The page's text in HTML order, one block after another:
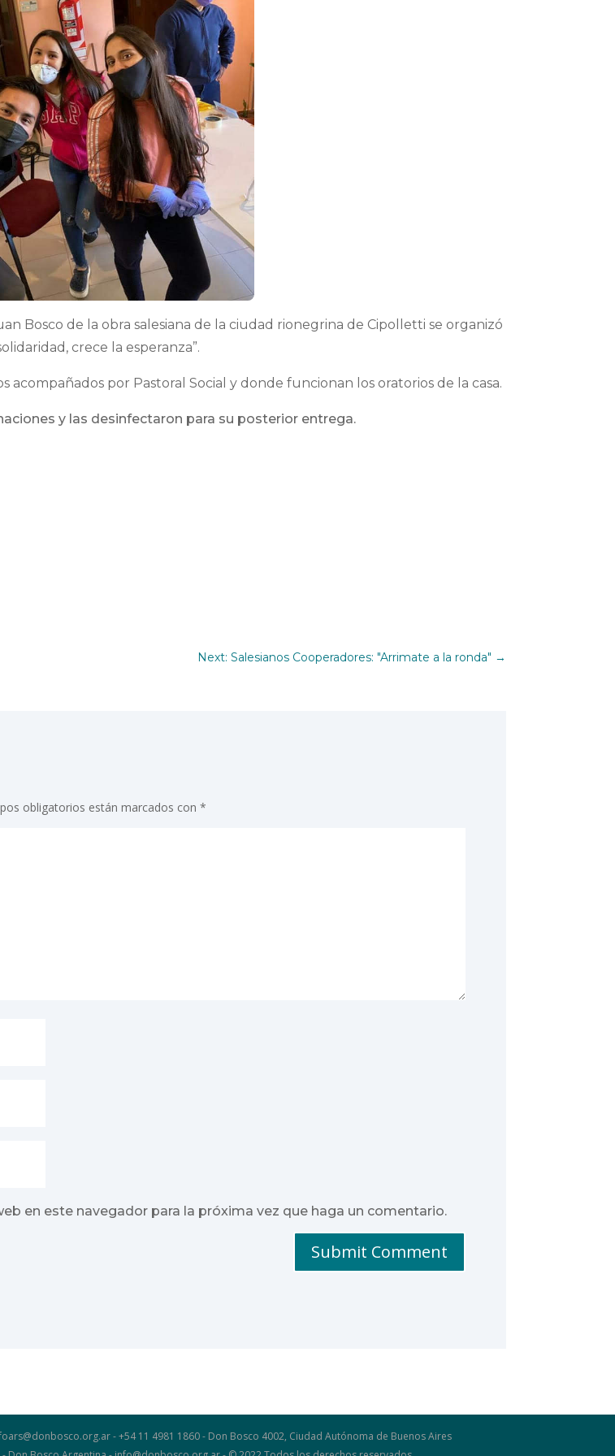
Bosco de la obra salesiana de la ciudad rionegrina de Cipolletti se organizó
crece la esperanza”.
acompañados por Pastoral Social y donde funcionan los oratorios de la casa.
y las desinfectaron para su posterior entrega.
Next: Salesianos Cooperadores: "Arrimate a la ronda" →
obligatorios están marcados con*
en este navegador para la próxima vez que haga un comentario.
Submit Comment
- +54 11 4981 1860 - Don Bosco 4002, Ciudad Autónoma de Buenos Aires